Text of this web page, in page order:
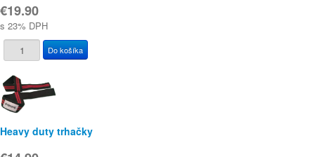
€19.90
s 23% DPH
Heavy duty trhačky